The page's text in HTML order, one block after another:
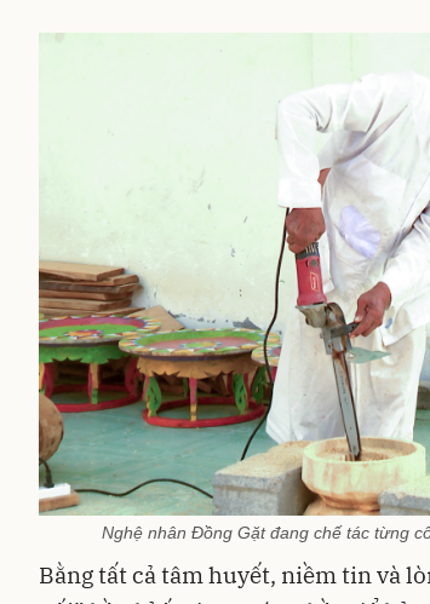
Nghệ nhân Đồng Gặt đang chế tác từng
Bằng tất cả tâm huyết, niềm tin và